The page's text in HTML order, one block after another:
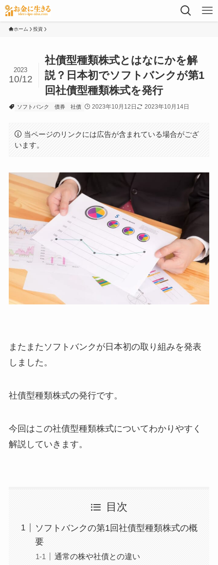
ホーム 投資
社債型種類株式とはなにかを解
説？日本初でソフトバンクが第1
回社債型種類株式を発行
2023
10/12
ソフトバンク 債券 社債 2023年10月12日 2023年10月14日
当ページのリンクには広告が含まれている場合がござ
います。
またまたソフトバンクが日本初の取り組みを発表
しました。
社債型種類株式の発行です。
今回はこの社債型種類株式についてわかりやすく
解説していきます。
目次
ソフトバンクの第1回社債型種類株式の概
要
通常の株や社債との違い